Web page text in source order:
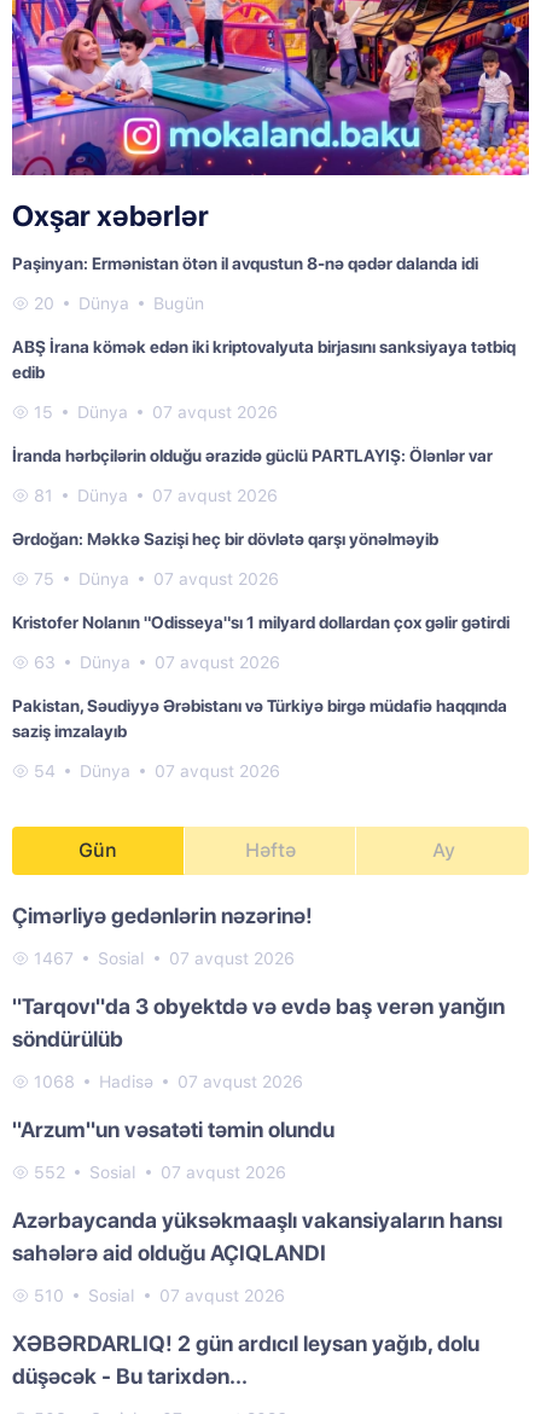
Oxşar xəbərlər
Paşinyan: Ermənistan ötən il avqustun 8-nə qədər dalanda idi
20 Dünya Bugün
ABŞ İrana kömək edən iki kriptovalyuta birjasını sanksiyaya tətbiq
edib
15 Dünya 07 avqust 2026
İranda hərbçilərin olduğu ərazidə güclü PARTLAYIŞ: Ölənlər var
81 Dünya 07 avqust 2026
Ərdoğan: Məkkə Sazişi heç bir dövlətə qarşı yönəlməyib
75 Dünya 07 avqust 2026
Kristofer Nolanın "Odisseya"sı 1 milyard dollardan çox gəlir gətirdi
63 Dünya 07 avqust 2026
Pakistan, Səudiyyə Ərəbistanı və Türkiyə birgə müdafiə haqqında
saziş imzalayıb
54 Dünya 07 avqust 2026
Gün Həftə Ay
Çimərliyə gedənlərin nəzərinə!
1467 Sosial 07 avqust 2026
"Tarqovı"da 3 obyektdə və evdə baş verən yanğın
söndürülüb
1068 Hadisə 07 avqust 2026
"Arzum"un vəsatəti təmin olundu
552 Sosial 07 avqust 2026
Azərbaycanda yüksəkmaaşlı vakansiyaların hansı
sahələrə aid olduğu AÇIQLANDI
510 Sosial 07 avqust 2026
XƏBƏRDARLIQ! 2 gün ardıcıl leysan yağıb, dolu
düşəcək - Bu tarixdən...